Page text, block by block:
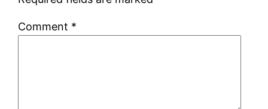
Comment *